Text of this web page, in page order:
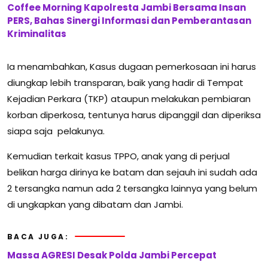
Coffee Morning Kapolresta Jambi Bersama Insan
PERS, Bahas Sinergi Informasi dan Pemberantasan
Kriminalitas
Ia menambahkan, Kasus dugaan pemerkosaan ini harus
diungkap lebih transparan, baik yang hadir di Tempat
Kejadian Perkara (TKP) ataupun melakukan pembiaran
korban diperkosa, tentunya harus dipanggil dan diperiksa
siapa saja pelakunya.
Kemudian terkait kasus TPPO, anak yang di perjual
belikan harga dirinya ke batam dan sejauh ini sudah ada
2 tersangka namun ada 2 tersangka lainnya yang belum
di ungkapkan yang dibatam dan Jambi.
BACA JUGA:
Massa AGRESI Desak Polda Jambi Percepat